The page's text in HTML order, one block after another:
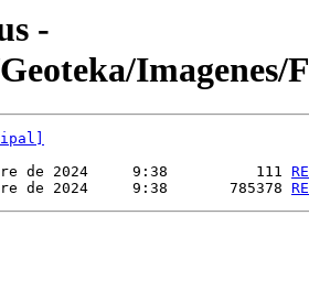
-
Imagenes/
de 2024     9:38          111
de 2024     9:38       785378